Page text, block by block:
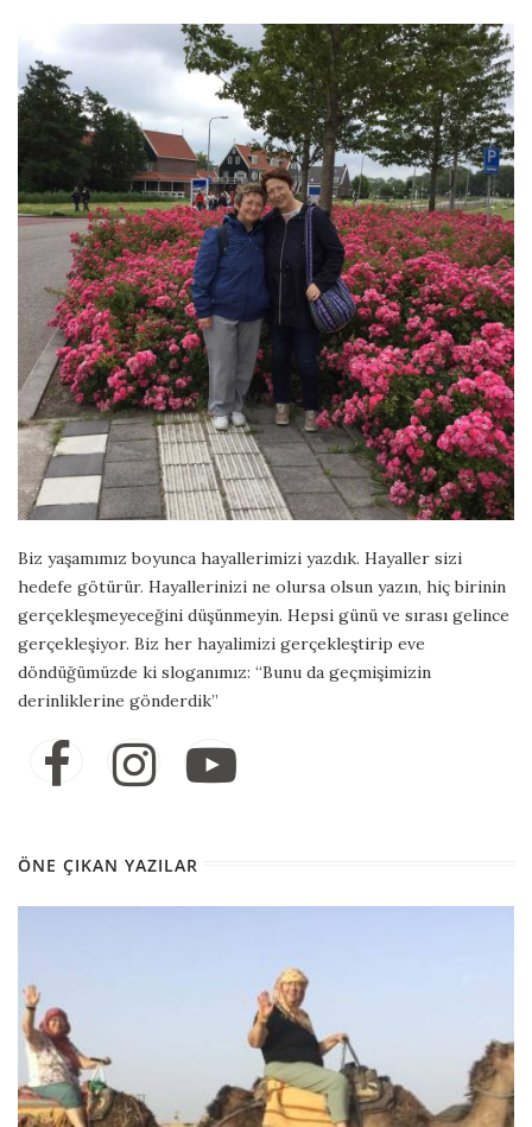
Biz yaşamımız boyunca hayallerimizi yazdık. Hayaller sizi
hedefe götürür. Hayallerinizi ne olursa olsun yazın, hiç birinin
gerçekleşmeyeceğini düşünmeyin. Hepsi günü ve sırası gelince
gerçekleşiyor. Biz her hayalimizi gerçekleştirip eve
döndüğümüzde ki sloganımız: “Bunu da geçmişimizin
derinliklerine gönderdik”
ÖNE ÇIKAN YAZILAR